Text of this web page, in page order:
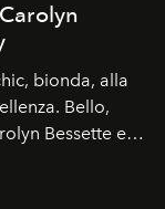
bionda, alla
Bello,
Bessette e
storia